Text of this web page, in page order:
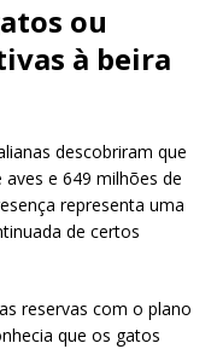
ou
à beira
descobriram que
e 649 milhões de
representa uma
de certos
reservas com o plano
que os gatos